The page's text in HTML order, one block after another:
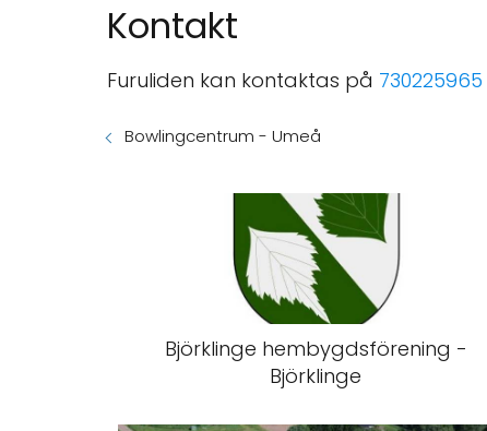
Kontakt
Furuliden kan kontaktas på 730225965
Bowlingcentrum - Umeå
Björklinge hembygdsförening -
Björklinge